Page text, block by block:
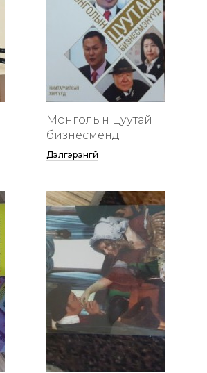
Монголын цуутай
бизнесменүүд
Дэлгэрэнгүй